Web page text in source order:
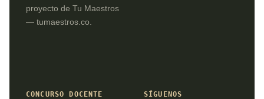
proyecto de Tu Maestros
— tumaestros.co.
CONCURSO DOCENTE SÍGUENOS